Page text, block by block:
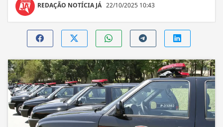
REDAÇÃO NOTÍCIA JÁ 22/10/2025 10:43